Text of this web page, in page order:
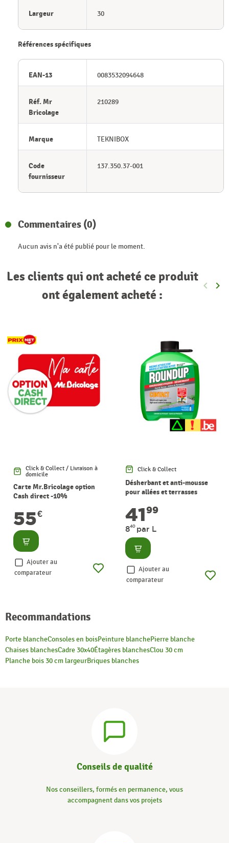
Largeur 30
Références spécifiques
EAN-13 0083532094648
Réf. Mr
Bricolage
210289
Marque TEKNIBOX
Code
fournisseur
137.350.37-001
Commentaires (0)
Aucun avis n'a été publié pour le moment.
Les clients qui ont acheté ce produit
ont également acheté :
keyboard_arrow_left keyboard_arrow_right
Click & Collect / Livraison à
domicile
Carte Mr.Bricolage option
Cash direct -10%
55€
Consulter
Ajouter au
comparateur
Click & Collect
Désherbant et anti-mousse
pour allées et terrasses
4199
840 par L
Consulter
Ajouter au
comparateur
Recommandations
Porte blancheConsoles en boisPeinture blanchePierre blanche
Chaises blanchesCadre 30x40Étagères blanchesClou 30 cm
Planche bois 30 cm largeurBriques blanches
Conseils de qualité
Nos conseillers, formés en permanence, vous
accompagnent dans vos projets